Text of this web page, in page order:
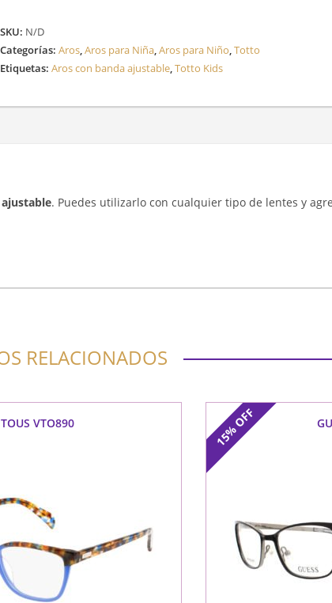
SKU: N/D
Categorías: Aros,Aros para Niña,Aros para Niño,Totto
Etiquetas: Aros con banda ajustable,Totto Kids
. Puedes utilizarlo con cualquier tipo de lentes y
RELACIONADOS
TOUS VTO890 15%
OFF